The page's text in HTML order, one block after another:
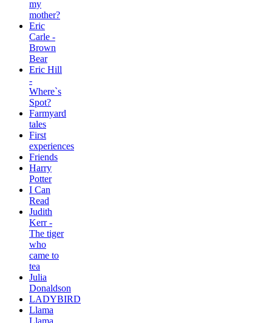
my
mother?
Eric
Carle -
Brown
Bear
Eric Hill
-
Where`s
Spot?
Farmyard
tales
First
experiences
Friends
Harry
Potter
I Can
Read
Judith
Kerr -
The tiger
who
came to
tea
Julia
Donaldson
LADYBIRD
Llama
Llama